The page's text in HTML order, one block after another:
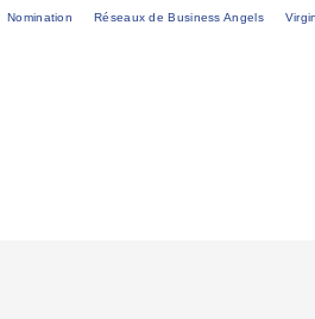
Nomination Réseaux de Business Angels